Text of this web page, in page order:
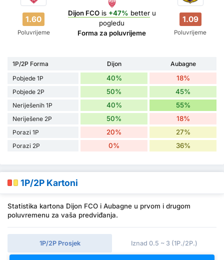
1.60
Poluvrijeme
Dijon FCOis +47% betteru
pogledu
Forma za poluvrijeme
1.09
Poluvrijeme
1P/2P Forma Dijon
Aubagne
Pobjede 1P
40% 18%
Pobjede 2P 50% 45%
Neriješenih 1P 40% 55%
Neriješene 2P 50% 18%
Porazi 1P 20% 27%
Porazi 2P 0% 36%
1P/2P Kartoni
Statistika kartona Dijon FCO i Aubagne u prvom i drugom
poluvremenu za vaša predviđanja.
1P/2P Prosjek Iznad 0.5 ~ 3 (1P./2P.)